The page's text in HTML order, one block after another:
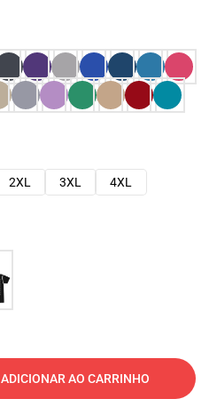
2XL 3XL
4XL
ADICIONAR AO CARRINHO